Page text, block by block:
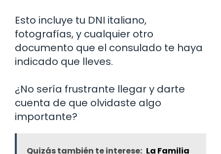
Esto incluye tu DNI italiano,
fotografías, y cualquier otro
documento que el consulado te haya
indicado que lleves.
¿No sería frustrante llegar y darte
cuenta de que olvidaste algo
importante?
Quizás también te interese: La Familia